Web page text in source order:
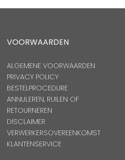
VOORWAARDEN
ALGEMENE VOORWAARDEN
PRIVACY POLICY
BESTELPROCEDURE
ANNULEREN, RUILEN OF
RETOURNEREN
DISCLAIMER
VERWERKERSOVEREENKOMST
KLANTENSERVICE